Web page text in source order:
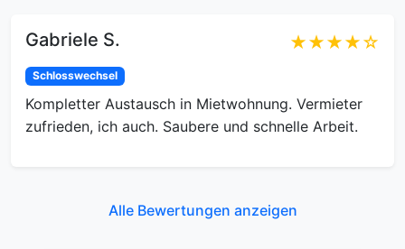
Gabriele S. ★★★★☆
Schlosswechsel
Kompletter Austausch in Mietwohnung. Vermieter
zufrieden, ich auch. Saubere und schnelle Arbeit.
Alle Bewertungen anzeigen